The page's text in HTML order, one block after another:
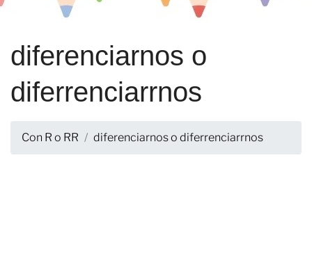
diferenciarnos o
diferrenciarrnos
Con R o RR diferenciarnos o diferrenciarrnos